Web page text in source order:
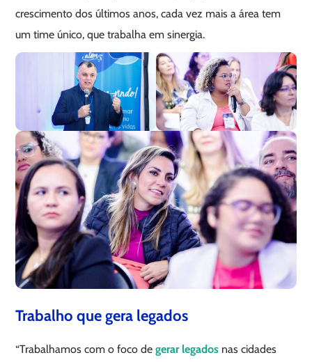
crescimento dos últimos anos, cada vez mais a área tem
um time único, que trabalha em sinergia.
Trabalho que gera legados
“Trabalhamos com o foco degerar legados nas cidades